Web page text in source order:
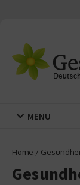
MENU
Home /